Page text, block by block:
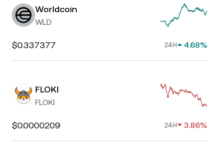
Worldcoin
WLD
$0.337377 24H 4.68%
FLOKI
FLOKI
$0.0000209 24H 3.86%